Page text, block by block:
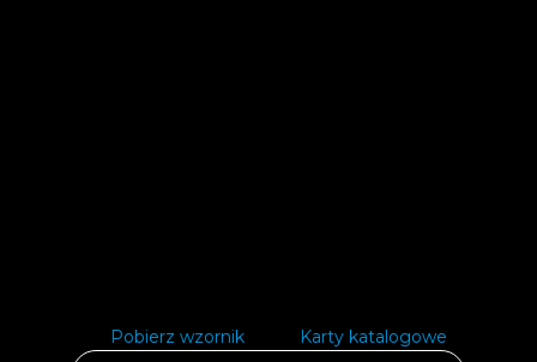
Karty katalogowe
Pobierz wzornik